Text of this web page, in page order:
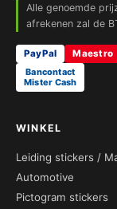
Alle genoemde
afrekenen zal de
PayPal Maestro
Bancontact
Mister Cash
WINKEL
Leiding stickers /
Automotive
Pictogram stickers